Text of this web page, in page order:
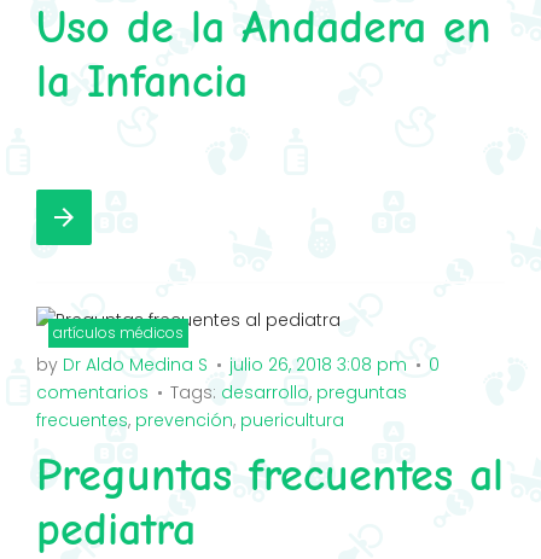
Uso de la Andadera en
la Infancia
a
c
b
o
o
k
w
i
t
e
r
o
o
l
e
+
n
s
a
g
r
a
arrow_forward
artículos médicos
by Dr Aldo Medina S julio 26, 2018 3:08 pm
0
comentarios
Tags: desarrollo, preguntas
frecuentes, prevención, puericultura
Preguntas frecuentes al
pediatra